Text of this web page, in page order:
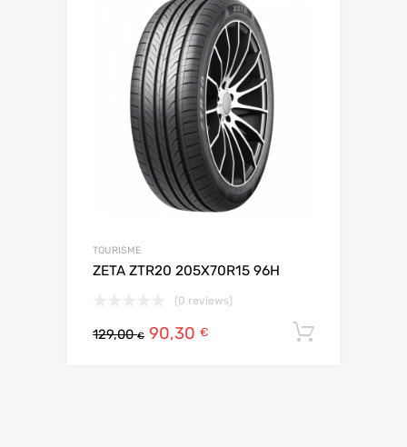
TOURISME
ZETA ZTR20 205X70R15 96H
(0 reviews)
129,00€ 90,30 €